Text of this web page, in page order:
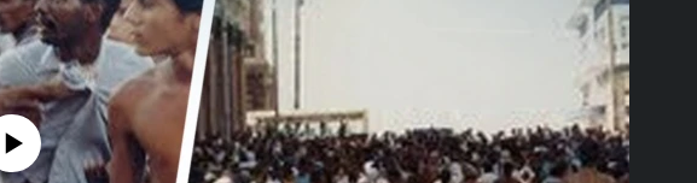
currently available